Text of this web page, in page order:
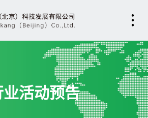
业活动预告